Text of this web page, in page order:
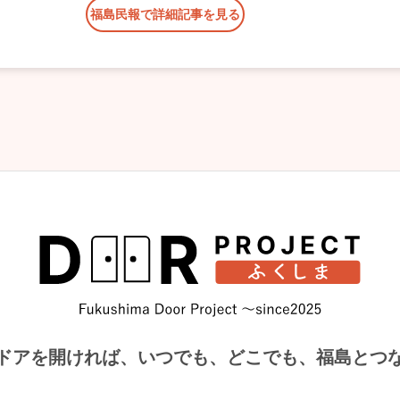
福島民報で詳細記事を見る
アを開ければ、 いつでも、どこでも、福島とつ